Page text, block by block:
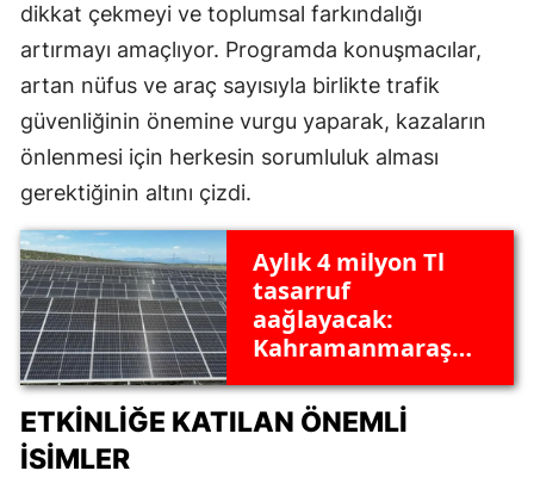
dikkat çekmeyi ve toplumsal farkındalığı
artırmayı amaçlıyor. Programda konuşmacılar,
artan nüfus ve araç sayısıyla birlikte trafik
güvenliğinin önemine vurgu yaparak, kazaların
önlenmesi için herkesin sorumluluk alması
gerektiğinin altını çizdi.
Aylık 4 milyon Tl
tasarruf
aağlayacak:
Kahramanmaraş
ETKINLIĞE KATILAN ÖNEMLI
İSIMLER